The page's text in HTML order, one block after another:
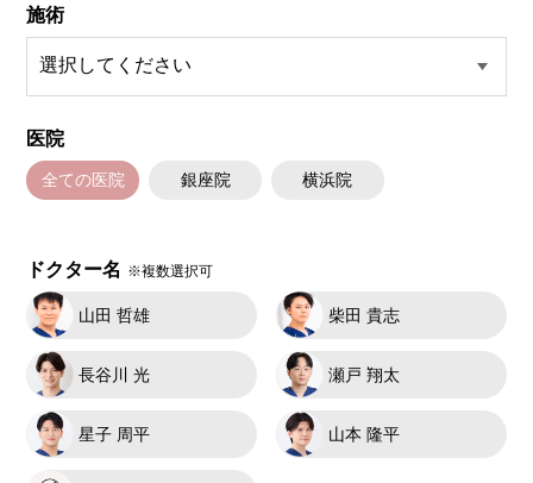
施術
医院
全ての医院 銀座院 横浜院
ドクター名 ※複数選択可
山田 哲雄 柴田 貴志
長谷川 光 瀬戸 翔太
星子 周平 山本 隆平